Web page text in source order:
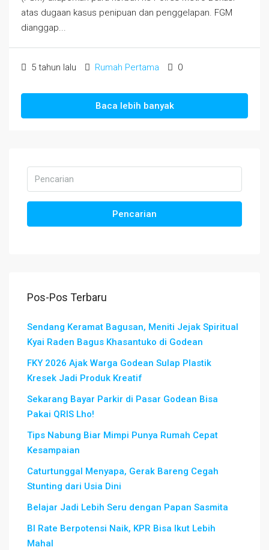
atas dugaan kasus penipuan dan penggelapan. FGM
dianggap...
5 tahun lalu Rumah Pertama 0
Baca lebih banyak
Pencarian
Pos-Pos Terbaru
Sendang Keramat Bagusan, Meniti Jejak Spiritual
Kyai Raden Bagus Khasantuko di Godean
FKY 2026 Ajak Warga Godean Sulap Plastik
Kresek Jadi Produk Kreatif
Sekarang Bayar Parkir di Pasar Godean Bisa
Pakai QRIS Lho!
Tips Nabung Biar Mimpi Punya Rumah Cepat
Kesampaian
Caturtunggal Menyapa, Gerak Bareng Cegah
Stunting dari Usia Dini
Belajar Jadi Lebih Seru dengan Papan Sasmita
BI Rate Berpotensi Naik, KPR Bisa Ikut Lebih
Mahal